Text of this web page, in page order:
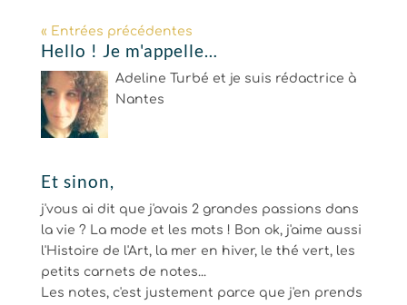
« Entrées précédentes
Hello ! Je m'appelle…
Adeline Turbé et je suis rédactrice à
Nantes
Et sinon,
j'vous ai dit que j'avais 2 grandes passions dans
la vie ? La mode et les mots ! Bon ok, j'aime aussi
l'Histoire de l'Art, la mer en hiver, le thé vert, les
petits carnets de notes...
Les notes, c'est justement parce que j'en prends